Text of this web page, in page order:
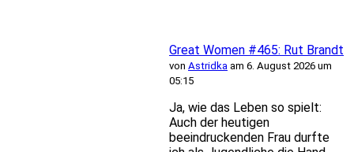
Great Women #465: Rut Brandt
von Astridka am 6. August 2026 um
05:15
Ja, wie das Leben so spielt:
Auch der heutigen
beeindruckenden Frau durfte